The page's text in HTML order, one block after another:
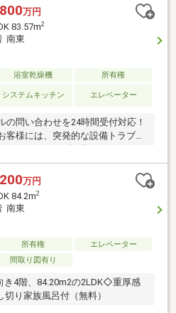
屋は、眺望ばかりに注目されがち
ンの中、緑の落ち着きのある景色
角部屋のため玄関前のアルコーブ
ゆとりとプライベート感が両立し
和2年に浴室のユニットバス交
ン交換等の全面的に大掛かりなリ
変綺麗な状態です。お問い合わせ
。
万円
83.57m2
南東
浴室乾燥機
所有権
システムキッチン エレベーター
問い合わせを24時間受付対応！
様には、突発的な設備トラブル
ルセンター対応！30分以内の一
て行います。※対象期間：物件引
で※対象者・対象設備・その他諸
万円
84.2m2
南東
所有権
エレベーター
間取り図有り
き4階、84.20m2の2LDK◇重厚感
り家族風呂付（無料）